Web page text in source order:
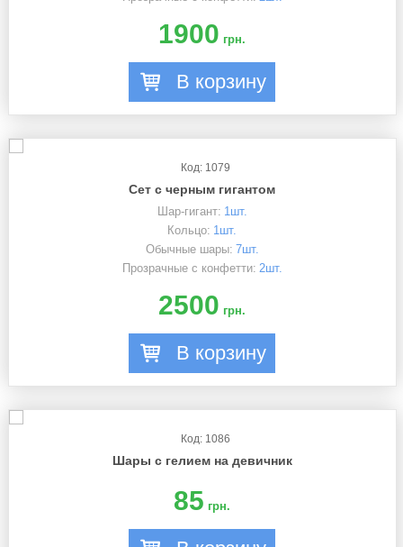
1900 грн.
В корзину
Код: 1079
Сет с черным гигантом
Шар-гигант: 1шт.
Кольцо: 1шт.
Обычные шары: 7шт.
Прозрачные с конфетти: 2шт.
2500 грн.
В корзину
Код: 1086
Шары с гелием на девичник
85 грн.